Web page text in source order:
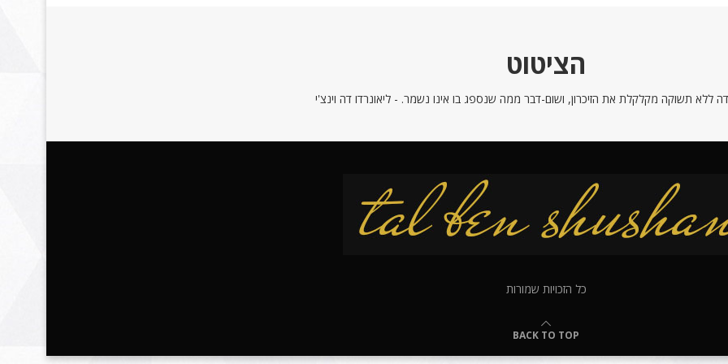
הציטוט
ללא תשוקה מקלקלת את הזיכרון, ושום-דבר ממה שנספג בו אינו נשמר. - ליאונרדו דה וינצ'י
כל הזכויות שמורות
BACK TO TOP